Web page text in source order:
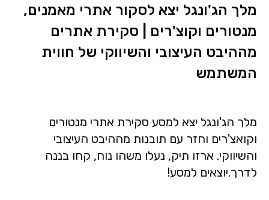
מלך הג'ונגל יצא לסקור אתרי מאמנים,
מנטורים וקוצ'רים​ | סקירת אתרים
מההיבט העיצובי והשיווקי של חווית
המשתמש​
מלך הג'ונגל יצא למסע סקירת אתרי מנטורים
וקואצ'רים וחזר עם תובנות מההיבט העיצובי
והשיווקי. ארזו תיק, נעלו משהו נוח, קחו בננה
לדרך.יוצאים למסע!